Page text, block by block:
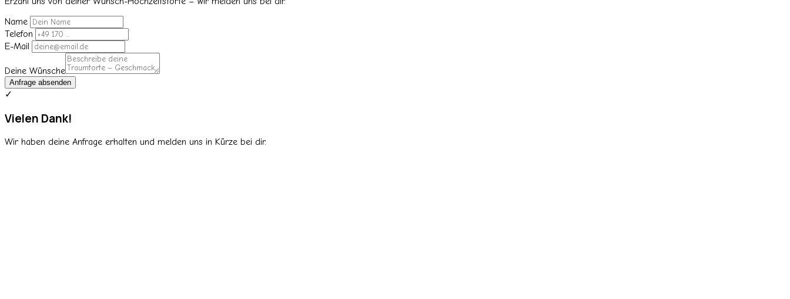
Name
Telefon
E-Mail
Deine Wünsche
Anfrage absenden
✓
Vielen Dank!
Wir haben deine Anfrage erhalten und melden uns in Kürze bei dir.